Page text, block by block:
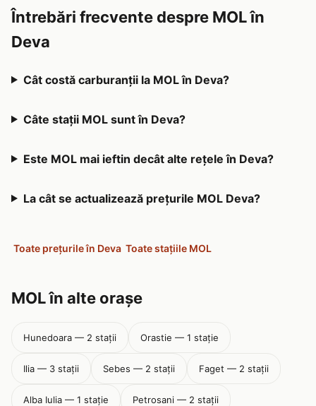
Întrebări frecvente despre MOL în
Deva
Cât costă carburanții la MOL în Deva?
Câte stații MOL sunt în Deva?
Este MOL mai ieftin decât alte rețele în Deva?
La cât se actualizează prețurile MOL Deva?
Toate prețurile în Deva Toate stațiile MOL
MOL în alte orașe
Hunedoara — 2 stații Orastie — 1 stație
Ilia — 3 stații Sebes — 2 stații Faget — 2 stații
Alba Iulia — 1 stație Petrosani — 2 stații